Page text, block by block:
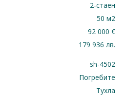
2-стаен
50 м2
92 000 €
179 936 лв.
sh-4502
Погребите
Тухла